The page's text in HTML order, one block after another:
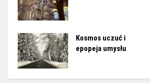
Kosmos uczuć i
epopeja umysłu